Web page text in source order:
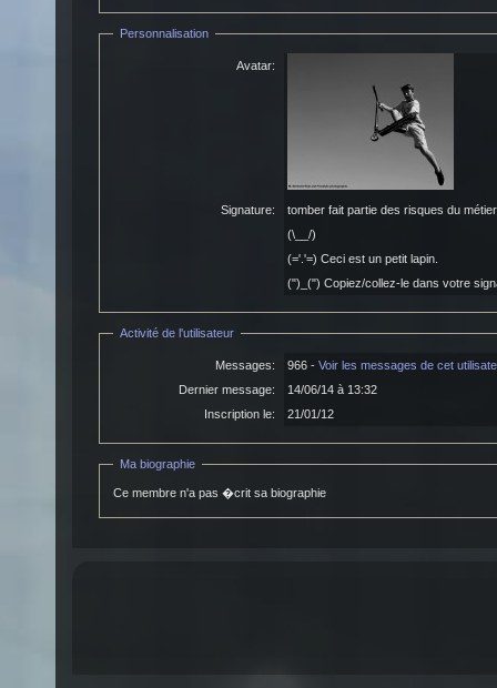
Personnalisation
Avatar:
Signature:
tomber fait partie des risques du
(\__/)
(='.'=) Ceci est un petit lapin.
(")_(") Copiez/collez-le dans votre
Activité de l'utilisateur
Messages: 966 - Voir les messages de cet
Dernier message:
14/06/14 à 13:32
Inscription le:
21/01/12
Ma biographie
Ce membre n'a pas �crit sa biographie